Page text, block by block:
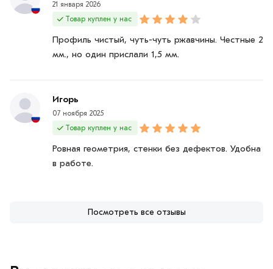
21 января 2026
Товар куплен у нас
Профиль чистый, чуть-чуть ржавчины. Честные 2
мм., но один прислали 1,5 мм.
Игорь
07 ноября 2025
Товар куплен у нас
Ровная геометрия, стенки без дефектов. Удобна
в работе.
Посмотреть все отзывы